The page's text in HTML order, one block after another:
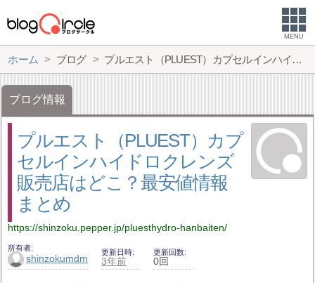
MENU
ホーム ブログ プルエスト（PLUEST）カプセルインハイドロクレンズ販売店はどこ？最安値情報まとめ
ブログ情報
プルエスト（PLUEST）カプ
セルインハイドロクレンズ
販売店はどこ？最安値情報
まとめ
https://shinzoku.pepper.jp/pluesthydro-hanbaiten/
所有者
shinzokumdm
更新日時
3年前
更新回数
0回